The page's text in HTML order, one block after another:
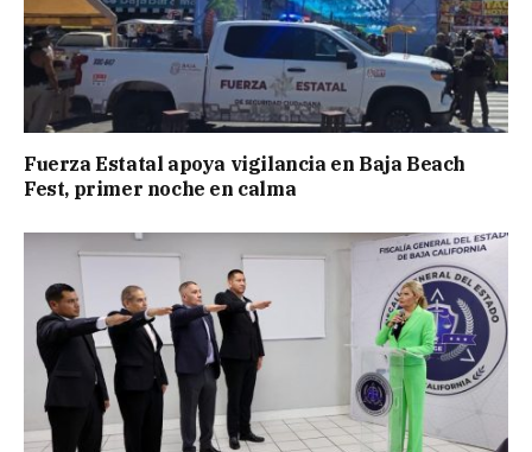
Fuerza Estatal apoya vigilancia en Baja Beach
Fest, primer noche en calma